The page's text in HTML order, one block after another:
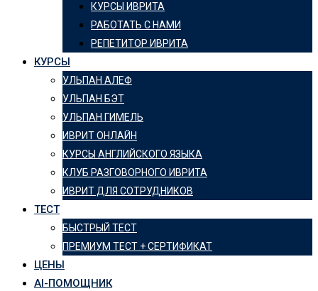
КУРСЫ ИВРИТА
РАБОТАТЬ С НАМИ
РЕПЕТИТОР ИВРИТА
КУРСЫ
УЛЬПАН АЛЕФ
УЛЬПАН БЭТ
УЛЬПАН ГИМЕЛЬ
ИВРИТ ОНЛАЙН
КУРСЫ АНГЛИЙСКОГО ЯЗЫКА
КЛУБ РАЗГОВОРНОГО ИВРИТА
ИВРИТ ДЛЯ СОТРУДНИКОВ
ТЕСТ
БЫСТРЫЙ ТЕСТ
ПРЕМИУМ ТЕСТ + СЕРТИФИКАТ
ЦЕНЫ
AI-ПОМОЩНИК